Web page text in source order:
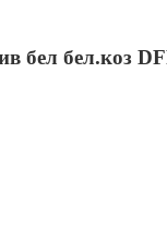
бел бел.коз